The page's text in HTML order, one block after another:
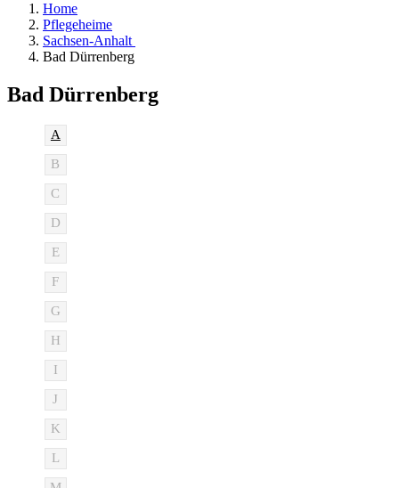
Home
Pflegeheime
Sachsen-Anhalt
Bad Dürrenberg
Bad Dürrenberg
A
B
C
D
E
F
G
H
I
J
K
L